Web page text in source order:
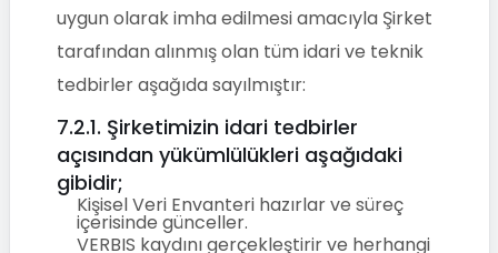
uygun olarak imha edilmesi amacıyla Şirket
tarafından alınmış olan tüm idari ve teknik
tedbirler aşağıda sayılmıştır:
7.2.1. Şirketimizin idari tedbirler
açısından yükümlülükleri aşağıdaki
gibidir;
Kişisel Veri Envanteri hazırlar ve süreç
içerisinde günceller.
VERBIS kaydını gerçekleştirir ve herhangi